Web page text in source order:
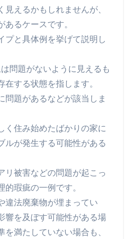
えるかもしれませんが、
るケースです。
プと具体例を挙げて説明し
問題がないように見えるも
する状態を指します。
問題があるなどが該当しま
く住み始めたばかりの家に
ルが発生する可能性がある
リ被害などの問題が起こっ
瑕疵の一例です。
違法廃棄物が埋まってい
響を及ぼす可能性がある場
満たしていない場合も、